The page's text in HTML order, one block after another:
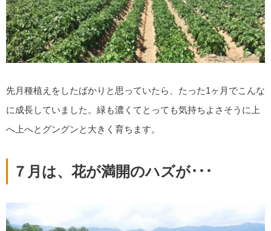
先月種植えをしたばかりと思っていたら、たった1ヶ月でこんな
に成長していました。緑も濃くてとっても気持ちよさそうに上
へ上へとグングンと大きく育ちます。
７月は、花が満開のハズが･･･